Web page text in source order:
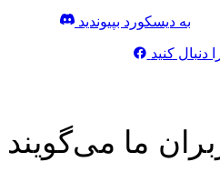
به دیسکورد بپیوندید
دنبال کنید
ما می‌گویند